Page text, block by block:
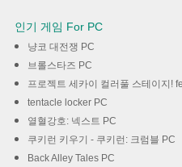
인기 게임 For PC
냥코 대전쟁 PC
브롤스타즈 PC
프로젝트 세카이 컬러풀 스테이지!
tentacle locker PC
열혈강호: 넥스트 PC
쿠키런 키우기 - 쿠키런: 크럼블 PC
Back Alley Tales PC